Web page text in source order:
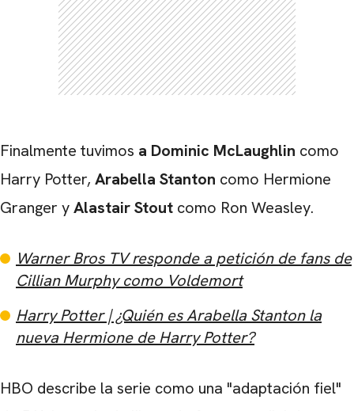
Finalmente tuvimos a Dominic McLaughlin como
Harry Potter, Arabella Stanton como Hermione
Granger yAlastair Stout como Ron Weasley.
Warner Bros TV responde a petición de fans de
Cillian Murphy como Voldemort
Harry Potter | ¿Quién es Arabella Stanton la
nueva Hermione de Harry Potter?
HBO describe la serie como una "adaptación fiel"